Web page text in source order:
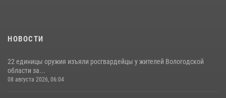
НОВОСТИ
22 единицы оружия изъяли росгвардейцы у жителей Вологодской
области за...
08 августа 2026, 06:04